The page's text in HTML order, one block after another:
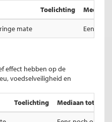
Toelichting
mate Eens
effect hebben op de
voedselveiligheid en
Toelichting Mediaan totale